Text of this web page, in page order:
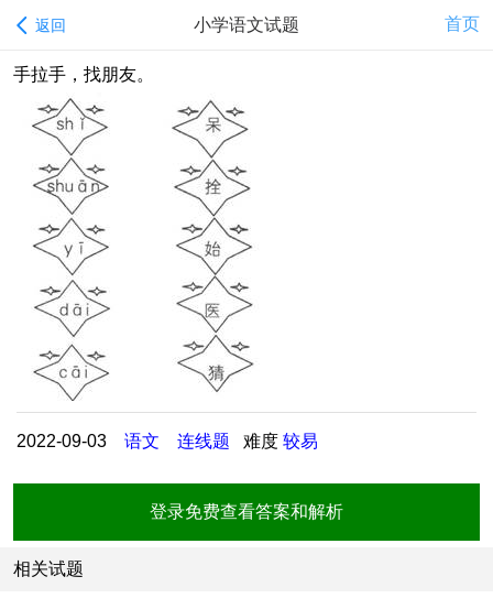
返回 小学语文试题 首页
手拉手，找朋友。
2022-09-03 语文 连线题 难度 较易
登录免费查看答案和解析
相关试题